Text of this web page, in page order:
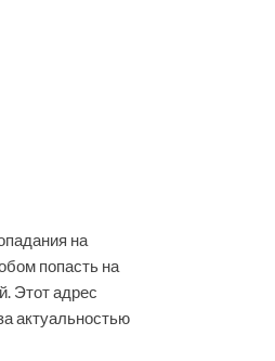
на
попасть на
Этот адрес
актуальностью